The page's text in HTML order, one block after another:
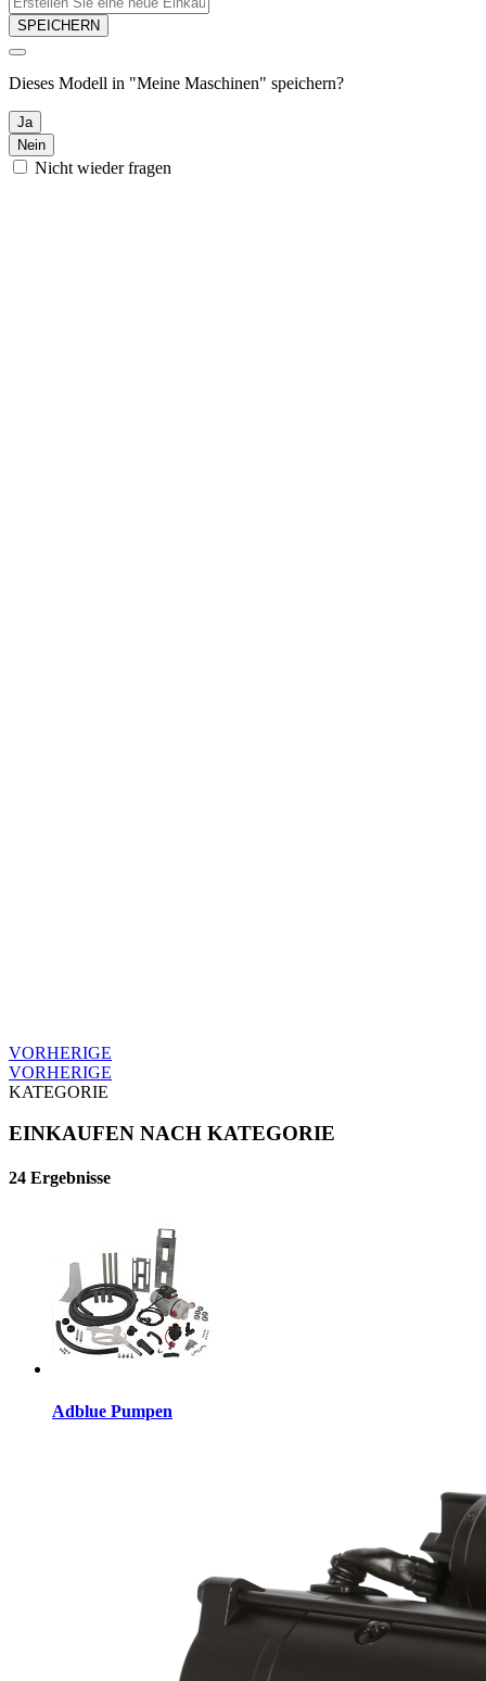
SPEICHERN
Dieses Modell in "Meine Maschinen" speichern?
Ja
Nein
Nicht wieder fragen
VORHERIGE
VORHERIGE
KATEGORIE
EINKAUFEN NACH KATEGORIE
24 Ergebnisse
Adblue Pumpen